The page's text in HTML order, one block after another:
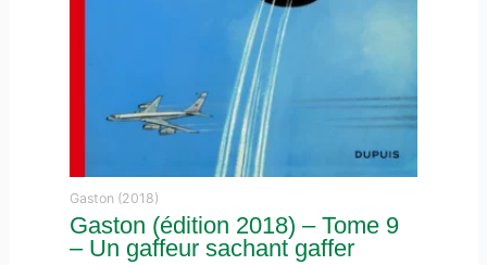
Gaston (2018)
Gaston (édition 2018) – Tome 9
– Un gaffeur sachant gaffer